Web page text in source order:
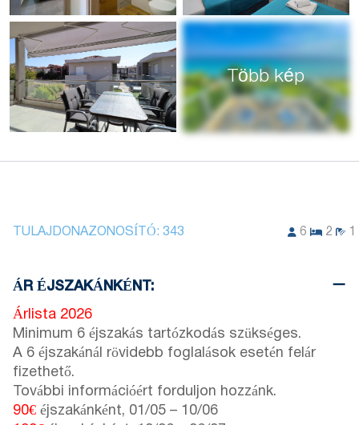
Több kép
TULAJDONAZONOSÍTÓ: 343 6 2
ÁR ÉJSZAKÁNKÉNT:
Árlista 2026
Minimum 6 éjszakás tartózkodás szükséges.
A 6 éjszakánál rövidebb foglalások esetén felár
fizethető.
További információért forduljon hozzánk.
90€ éjszakánként, 01/05 – 10/06